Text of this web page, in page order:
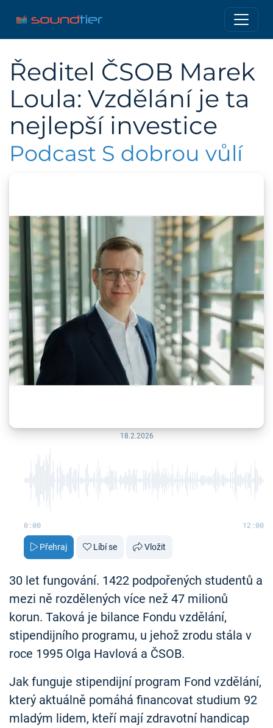
Ředitel ČSOB Marek
Loula: Vzdělání je ta
nejlepší investice
Podcast S dobrou vůlí
18.2.2026
0:00 12:00
Přehraj Líbí se Vložit
30 let fungování. 1422 podpořených studentů a
mezi ně rozdělených více než 47 milionů
korun. Taková je bilance Fondu vzdělání,
stipendijního programu, u jehož zrodu stála v
roce 1995 Olga Havlová a ČSOB.
Jak funguje stipendijní program Fond vzdělání,
který aktuálně pomáhá financovat studium 92
mladým lidem, kteří mají zdravotní handicap